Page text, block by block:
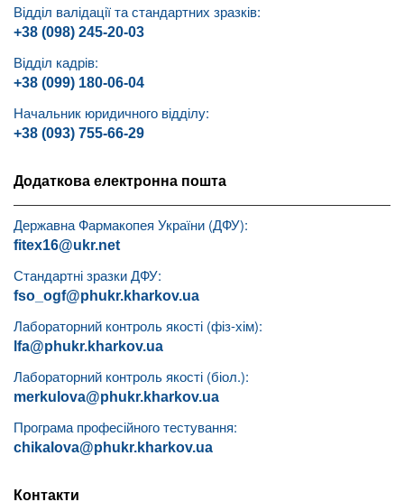
Відділ валідації та стандартних зразків:
+38 (098) 245-20-03
Відділ кадрів:
+38 (099) 180-06-04
Начальник юридичного відділу:
+38 (093) 755-66-29
Додаткова електронна пошта
Державна Фармакопея України (ДФУ):
fitex16@ukr.net
Стандартні зразки ДФУ:
fso_ogf@phukr.kharkov.ua
Лабораторний контроль якості (фіз-хім):
lfa@phukr.kharkov.ua
Лабораторний контроль якості (біол.):
merkulova@phukr.kharkov.ua
Програма професійного тестування:
chikalova@phukr.kharkov.ua
Контакти